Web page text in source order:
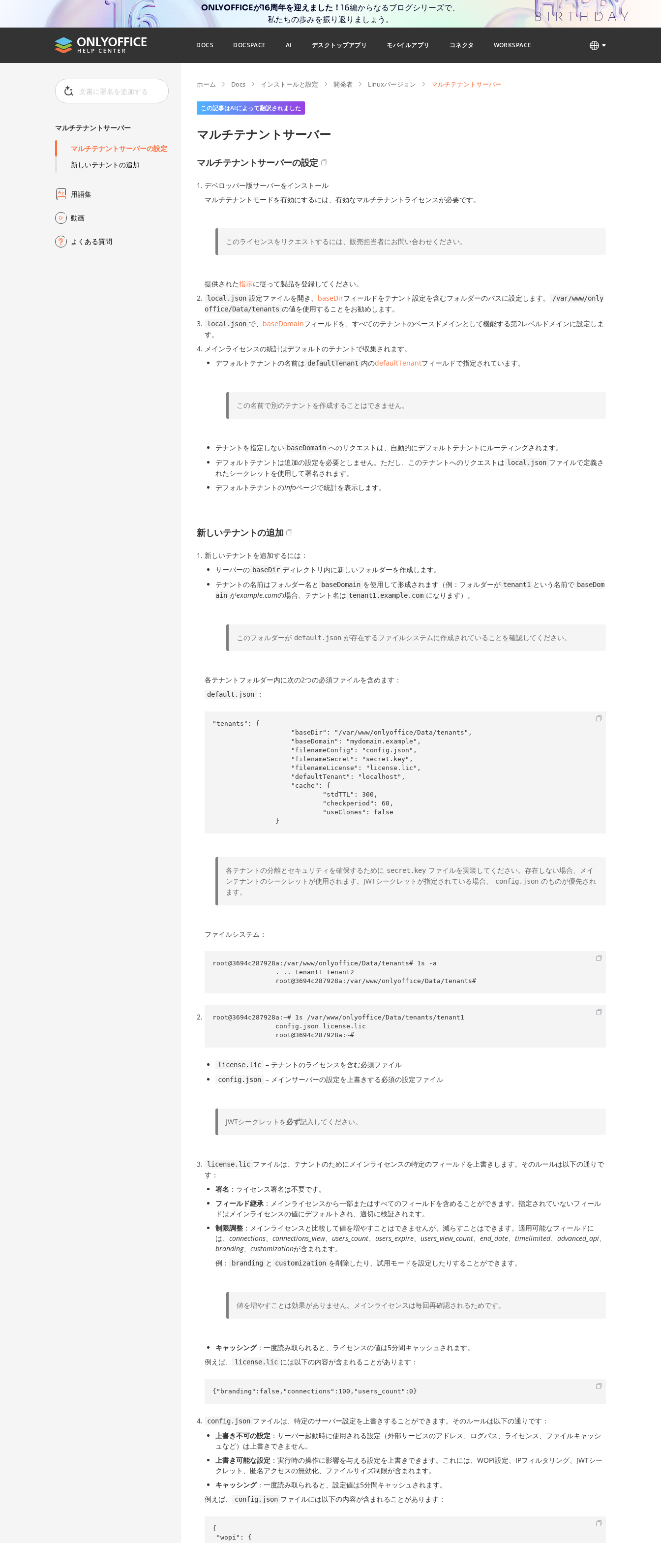
ONLYOFFICEが16周年を迎えました！ 16編からなるブログシリーズで、
私たちの歩みを振り返りましょう。
DOCS DOCSPACE AI デスクトップアプリ モバイルアプリ コネクタ WORKSPACE
マルチテナントサーバー
マルチテナントサーバーの設定
新しいテナントの追加
用語集
動画
よくある質問
ホーム Docs インストールと設定 開発者 Linuxバージョン マルチテナントサーバー
この記事はAIによって翻訳されました
マルチテナントサーバー
マルチテナントサーバーの設定
デベロッパー版サーバーをインストール
マルチテナントモードを有効にするには、有効なマルチテナントライセンスが必要です。
このライセンスをリクエストするには、販売担当者にお問い合わせください。
提供された指示に従って製品を登録してください。
local.json 設定ファイルを開き、 baseDirフィールドをテナント設定を含むフォルダーのパスに設定します。
/var/www/only
office/Data/tenants の値を使用することをお勧めします。
local.json で、 baseDomainフィールドを、すべてのテナントのベースドメインとして機能する第2レベルドメインに設定しま
す。
メインライセンスの統計はデフォルトのテナントで収集されます。
デフォルトテナントの名前は defaultTenant 内のdefaultTenantフィールドで指定されています。
この名前で別のテナントを作成することはできません。
テナントを指定しない baseDomain へのリクエストは、自動的にデフォルトテナントにルーティングされます。
デフォルトテナントは追加の設定を必要としません。ただし、このテナントへのリクエストは local.json ファイルで定義さ
れたシークレットを使用して署名されます。
デフォルトテナントのinfoページで統計を表示します。
新しいテナントの追加
新しいテナントを追加するには：
サーバーの baseDir ディレクトリ内に新しいフォルダーを作成します。
テナントの名前はフォルダー名と
baseDomain を使用して形成されます（例：フォルダーが tenant1 という名前で baseDom
ain がexample.comの場合、テナント名は tenant1.example.com になります）。
このフォルダーが default.json が存在するファイルシステムに作成されていることを確認してください。
各テナントフォルダー内に次の2つの必須ファイルを含めます：
default.json ：
"tenants": {
                }
各テナントの分離とセキュリティを確保するために secret.key ファイルを実装してください。存在しない場合、メイ
ンテナントのシークレットが使用されます。JWTシークレットが指定されている場合、
config.json のものが優先され
ます。
ファイルシステム：
root@3694c287928a:/var/www/onlyoffice/Data/tenants# 1s -a
                root@3694c287928a:/var/www/onlyoffice/Data/tenants#
root@3694c287928a:~# 1s /var/www/onlyoffice/Data/tenants/tenant1
                root@3694c287928a:~#
license.lic – テナントのライセンスを含む必須ファイル
config.json – メインサーバーの設定を上書きする必須の設定ファイル
JWTシークレットを必ず記入してください。
license.lic ファイルは、テナントのためにメインライセンスの特定のフィールドを上書きします。そのルールは以下の通りで
す：
署名 ：ライセンス署名は不要です。
フィールド継承 ：メインライセンスから一部またはすべてのフィールドを含めることができます。指定されていないフィール
ドはメインライセンスの値にデフォルトされ、適切に検証されます。
制限調整 ：メインライセンスと比較して値を増やすことはできませんが、減らすことはできます。適用可能なフィールドに
は、 connections、 connections_view、 users_count、 users_expire、 users_view_count、 end_date、 timelimited、 advanced_api、
branding、 customizationが含まれます。
例：
branding と customization を削除したり、試用モードを設定したりすることができます。
値を増やすことは効果がありません。メインライセンスは毎回再確認されるためです。
キャッシング：一度読み取られると、ライセンスの値は5分間キャッシュされます。
例えば、
license.lic には以下の内容が含まれることがあります：
{"branding":false,"connections":100,"users_count":0}
config.json ファイルは、特定のサーバー設定を上書きすることができます。そのルールは以下の通りです：
上書き不可の設定 ：サーバー起動時に使用される設定（外部サービスのアドレス、ログパス、ライセンス、ファイルキャッシ
ュなど）は上書きできません。
上書き可能な設定 ：実行時の操作に影響を与える設定を上書きできます。これには、WOPI設定、IPフィルタリング、JWTシー
クレット、匿名アクセスの無効化、ファイルサイズ制限が含まれます。
キャッシング：一度読み取られると、設定値は5分間キャッシュされます。
例えば、
config.json ファイルには以下の内容が含まれることがあります：
{